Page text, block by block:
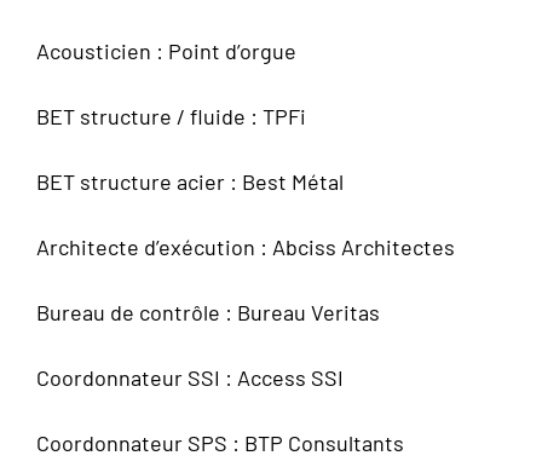
Acousticien : Point d’orgue
BET structure / fluide : TPFi
BET structure acier : Best Métal
Architecte d’exécution : Abciss Architectes
Bureau de contrôle : Bureau Veritas
Coordonnateur SSI : Access SSI
Coordonnateur SPS : BTP Consultants